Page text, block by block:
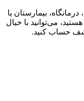
بیمارستان یا
می‌توانید با خیال
حساب کنید.